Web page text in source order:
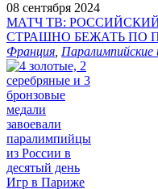
08 сентября 2024
МАТЧ ТВ:
СТРАШНО БЕЖАТЬ ПО
Франция Паралимпийские